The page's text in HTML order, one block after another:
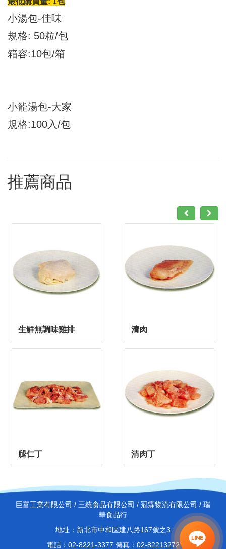
小湯包-佳味
規格: 50粒/包
箱容:10包/箱
小籠湯包-大家
規格:100入/包
推薦商品
生鮮無調味雞排 清肉
腿仁丁 清肉丁
巨富工業有限公司 / 三統食品有限公司 / 冠霖物流有限公司 / 瑞
華食品行
地址：新北市中和區建八路167號之3
電話：02-8221-3377 傳真：02-82213272